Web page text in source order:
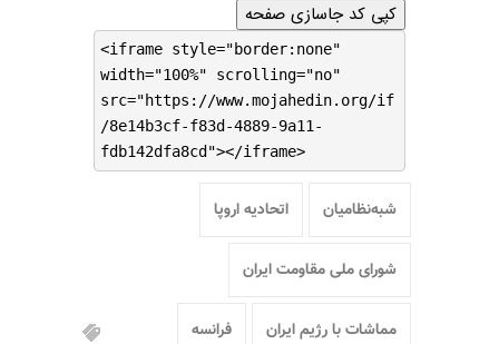
کپی کد جاسازی صفحه
<iframe style="border:none"
width="100%" scrolling="no"
src="https://www.mojahedin.org/if
/8e14b3cf-f83d-4889-9a11-
fdb142dfa8cd"></iframe>
شبه‌نظامیان اتحادیه اروپا
شورای ملی مقاومت ایران
مماشات با رژیم ایران فرانسه